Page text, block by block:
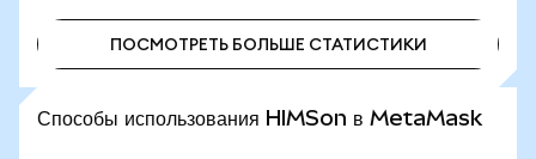
ПОСМОТРЕТЬ БОЛЬШЕ СТАТИСТИКИ
Способы использования HIMSon в MetaMask